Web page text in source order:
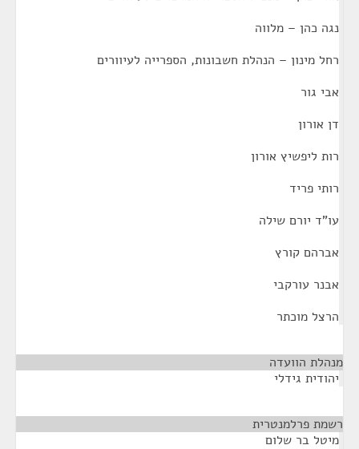
נגה כהן – מלווה
רחל מינון – הנהלת חשבונות, הספרייה לעיוורים
אבי גור
דן אורון
רות ליפשיץ אורון
רותי פריד
עו"ד יורם שילה
אברהם קורץ
אבנר עורקבי
הרצל מוכתר
מנהלת הוועדה
יהודית גידלי
רשמת פרלמנטרית
מיטל בר שלום